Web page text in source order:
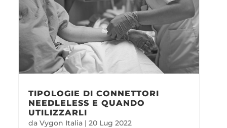
TIPOLOGIE DI CONNETTORI
NEEDLELESS E QUANDO
UTILIZZARLI
da Vygon Italia | 20 Lug 2022